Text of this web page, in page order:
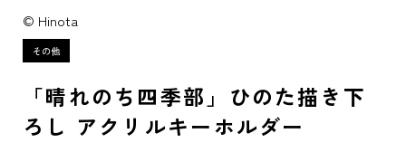
© Hinota
「晴れのち四季部」ひのた描き下
ろし アクリルキーホルダー